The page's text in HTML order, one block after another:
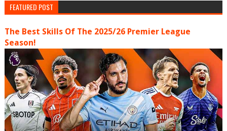
FEATURED POST
The Best Skills Of The 2025/26 Premier League
Season!